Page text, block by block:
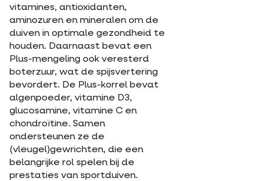
vitamines, antioxidanten,
aminozuren en mineralen om de
duiven in optimale gezondheid te
houden. Daarnaast bevat een
Plus-mengeling ook veresterd
boterzuur, wat de spijsvertering
bevordert. De Plus-korrel bevat
algenpoeder, vitamine D3,
glucosamine, vitamine C en
chondroïtine. Samen
ondersteunen ze de
(vleugel)gewrichten, die een
belangrijke rol spelen bij de
prestaties van sportduiven.